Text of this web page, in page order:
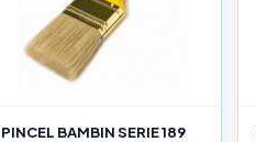
PINCEL BAMBIN SERIE 189